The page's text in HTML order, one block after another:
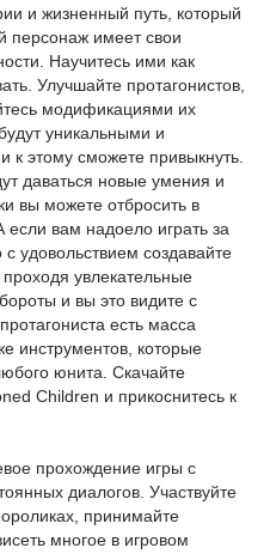
и жизненный путь, который
персонаж имеет свои
Научитесь ими как
Улучшайте протагонистов,
модификациями их
уникальными и
этому сможете привыкнуть.
даваться новые умения и
вы можете отбросить в
если вам надоело играть за
удовольствием создавайте
увлекательные
и вы это видите с
есть масса
инструментов, которые
юнита. Скачайте
Children и прикоснитесь к
прохождение игры с
диалогов. Участвуйте
принимайте
многое в игровом